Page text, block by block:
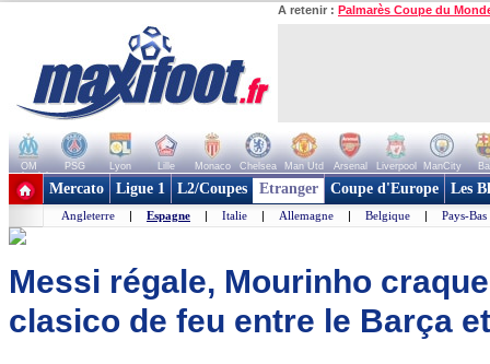
A retenir : Palmarès Coupe du
OM PSG Lyon Lille Monaco Chelsea Man Utd Arsenal Liverpool ManCity
+ de clubs
Mercato Ligue 1 L2/Coupes Etranger Coupe d'Europe Les
Angleterre | Espagne | Italie | Allemagne | Belgique | Pays-Bas
Messi régale, Mourinho
clasico de feu entre le Barça